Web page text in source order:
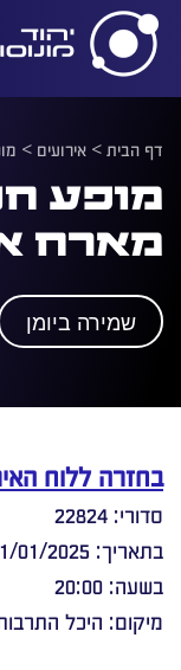
דף הבית> אירועים >
מופע
מארח
שמירה ביומן
בחזרה ללוח
סדורי: 22824
בתאריך: 01/01/2025 יום רביעי
בשעה: 20:00
מיקום: היכל